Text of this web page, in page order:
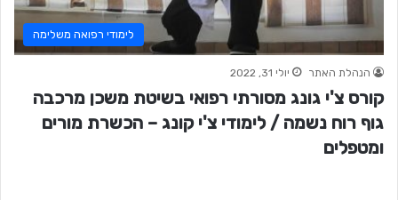
לימודי רפואה משלימה
הנהלת האתר יולי 31, 2022
קורס צ'י גונג מסורתי רפואי בשיטת משכן מרכבה
גוף רוח נשמה / לימודי צ'י קונג – הכשרת מורים
ומטפלים